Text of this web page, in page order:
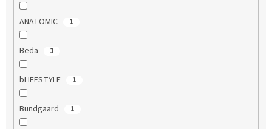
ANATOMIC 1
Beda 1
bLIFESTYLE 1
Bundgaard 1